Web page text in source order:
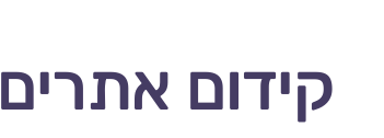
קידום אתרים SEO